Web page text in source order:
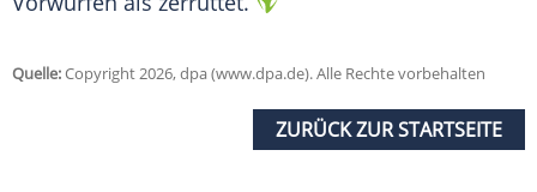
Quelle:Copyright 2026, dpa (www.dpa.de). Alle Rechte vorbehalten
ZURÜCK ZUR STARTSEITE